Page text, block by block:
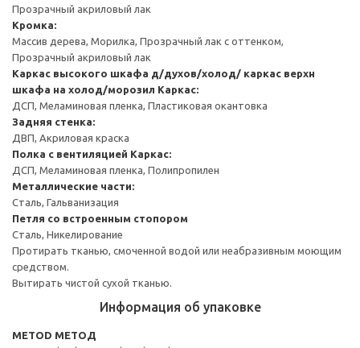
Прозрачный акриловый лак
Кромка:
Массив дерева, Морилка, Прозрачный лак с оттенком,
Прозрачный акриловый лак
Каркас высокого шкафа д/духов/холод/ каркас верхн
шкафа на холод/морозил Каркас:
ДСП, Меламиновая пленка, Пластиковая окантовка
Задняя стенка:
ДВП, Акриловая краска
Полка с вентиляцией Каркас:
ДСП, Меламиновая пленка, Полипропилен
Металлические части:
Сталь, Гальванизация
Петля со встроенным стопором
Сталь, Никелирование
Протирать тканью, смоченной водой или неабразивным моющим
средством.
Вытирать чистой сухой тканью.
Информация об упаковке
METOD МЕТОД